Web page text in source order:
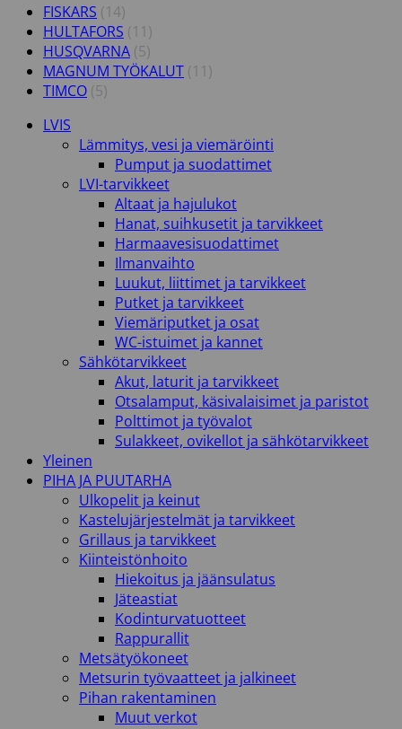
FISKARS (14)
HULTAFORS (11)
HUSQVARNA (5)
MAGNUM TYÖKALUT (11)
TIMCO (5)
LVIS
Lämmitys, vesi ja viemäröinti
Pumput ja suodattimet
LVI-tarvikkeet
Altaat ja hajulukot
Hanat, suihkusetit ja tarvikkeet
Harmaavesisuodattimet
Ilmanvaihto
Luukut, liittimet ja tarvikkeet
Putket ja tarvikkeet
Viemäriputket ja osat
WC-istuimet ja kannet
Sähkötarvikkeet
Akut, laturit ja tarvikkeet
Otsalamput, käsivalaisimet ja paristot
Polttimot ja työvalot
Sulakkeet, ovikellot ja sähkötarvikkeet
Yleinen
PIHA JA PUUTARHA
Ulkopelit ja keinut
Kastelujärjestelmät ja tarvikkeet
Grillaus ja tarvikkeet
Kiinteistönhoito
Hiekoitus ja jäänsulatus
Jäteastiat
Kodinturvatuotteet
Rappurallit
Metsätyökoneet
Metsurin työvaatteet ja jalkineet
Pihan rakentaminen
Muut verkot